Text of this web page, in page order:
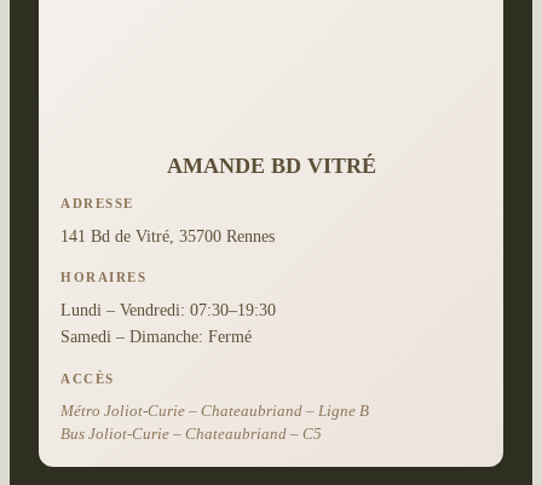
AMANDE BD VITRÉ
ADRESSE
141 Bd de Vitré, 35700 Rennes
HORAIRES
Lundi – Vendredi: 07:30–19:30
Samedi – Dimanche: Fermé
ACCÈS
Métro Joliot-Curie – Chateaubriand – Ligne B
Bus Joliot-Curie – Chateaubriand – C5